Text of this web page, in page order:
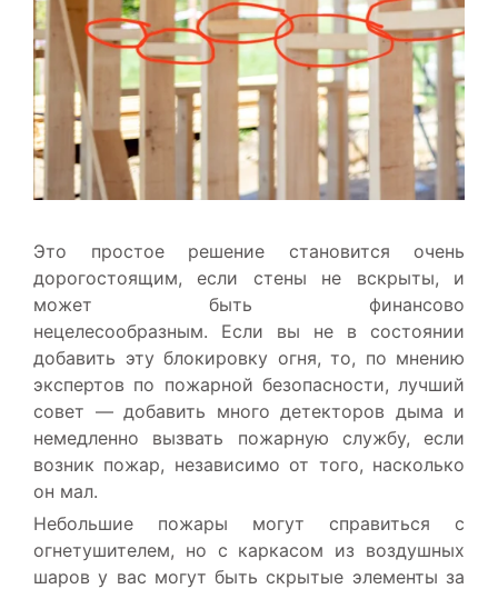
Это простое решение становится очень
дорогостоящим, если стены не вскрыты, и
может быть финансово
нецелесообразным. Если вы не в состоянии
добавить эту блокировку огня, то, по мнению
экспертов по пожарной безопасности, лучший
совет — добавить много детекторов дыма и
немедленно вызвать пожарную службу, если
возник пожар, независимо от того, насколько
он мал.
Небольшие пожары могут справиться с
огнетушителем, но с каркасом из воздушных
шаров у вас могут быть скрытые элементы за